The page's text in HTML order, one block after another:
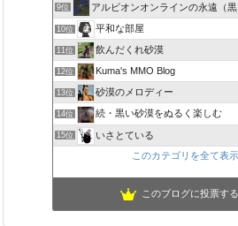
9位 アルビオンオンラインの永遠（黒
10位 平和な部屋
11位 飲んだくれ砂漠
12位 Kuma's MMO Blog
13位 砂漠のメロディー
14位 続・黒い砂漠をぬるく楽しむ
15位
いさとている
このカテゴリを全て表示
このブログに投票する